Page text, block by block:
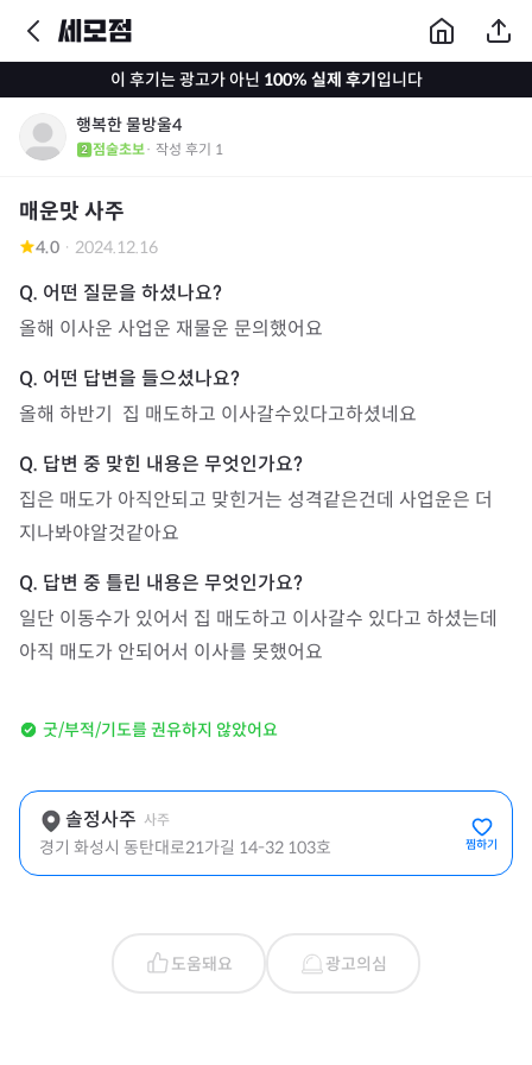
이 후기는 광고가 아닌 100% 실제 후기입니다
행복한 물방울4
점술초보· 작성 후기 1
매운맛 사주
4.0 · 2024.12.16
올해 이사운 사업운 재물운 문의했어요
올해 하반기  집 매도하고 이사갈수있다고하셨네요
집은 매도가 아직안되고 맞힌거는 성격같은건데 사업운은 더
지나봐야알것같아요
일단 이동수가 있어서 집 매도하고 이사갈수 있다고 하셨는데
아직 매도가 안되어서 이사를 못했어요
굿/부적/기도를 권유하지 않았어요
솔정사주 사주
경기 화성시 동탄대로21가길 14-32 103호 찜하기
도움돼요 광고의심